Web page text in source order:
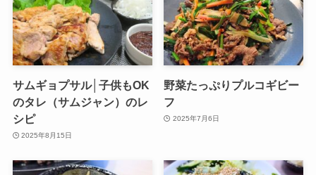
サムギョプサル│子供もOK
のタレ（サムジャン）のレ
シピ
2025年8月15日
野菜たっぷりプルコギビー
フ
2025年7月6日